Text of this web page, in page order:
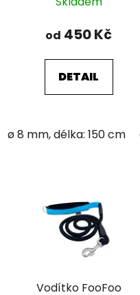
od 450 Kč
DETAIL
ø 8 mm, délka: 150 cm
Vodítko FooFoo